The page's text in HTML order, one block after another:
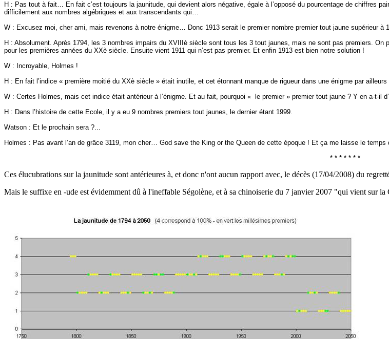
H : Pas tout àfait… En fait c’est toujours la jaunitude, qui devient alors négative, égale à l’opposé du pourcentage de chiffres
difficilement aux nombres algébriques et aux transcendants qui…
W : Excusez moi, cher ami, mais revenons à notre énigme… Donc 1913 serait le premier nombre premier tout jaune supérieur à
H : Absolument. Après 1794, les 3 nombres impairs du XVIIIè siècle sont tous les 3 tout jaunes, mais ne sont pas premiers.
pour les premières années du XXè siècle. Ensuite vient 1911 qui n’est pas premier. Et enfin 1913 est bien notre solution !
W : Incroyable, Holmes !
H : En fait l’indice « première moitié du XXè siècle » était inutile, et cet étonnant manque de rigueur dans une énigme par ailleurs
W : Certes Holmes, mais cet indice était antérieur à l’énigme. Et au fait, pourquoi « le premier » premier tout jaune ? Y en a-t-il
H : Dans l’histoire de cette Ecole, il y a eu 9 nombres premiers tout jaunes, le dernier étant 1999.
Watson : Et le prochain sera ?...
Holmes : Pas avant l’an de grâce 3119, mon cher… God save the King or the Queen de cette époque ! Et ça me laisse le
* * * * * * *
Ces élucubrations sur la jaunitude sont antérieures à, et donc n'ont aucun rapport avec, le décès (17/04/2008) du
Mais le suffixe en -ude est évidemment dû à l'ineffable Ségolène, et à sa chinoiserie du 7 janvier 2007 "qui vient sur